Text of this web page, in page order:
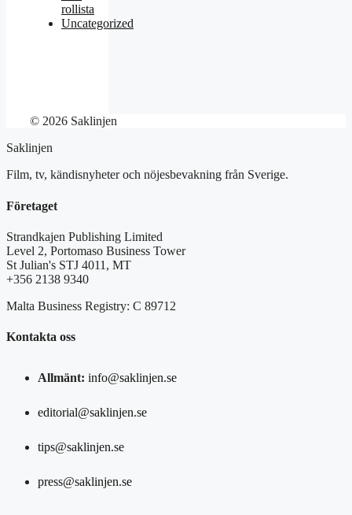
rollista
Uncategorized
© 2026 Saklinjen
Saklinjen
Film, tv, kändisnyheter och nöjesbevakning från Sverige.
Företaget
Strandkajen Publishing Limited
Level 2, Portomaso Business Tower
St Julian's STJ 4011, MT
+356 2138 9340
Malta Business Registry: C 89712
Kontakta oss
Allmänt: info@saklinjen.se
editorial@saklinjen.se
tips@saklinjen.se
press@saklinjen.se